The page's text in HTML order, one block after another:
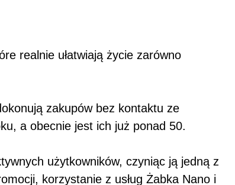
realnie ułatwiają życie zarówno
zakupów bez kontaktu ze
a obecnie jest ich już ponad 50.
użytkowników, czyniąc ją jedną z
korzystanie z usług Żabka Nano i